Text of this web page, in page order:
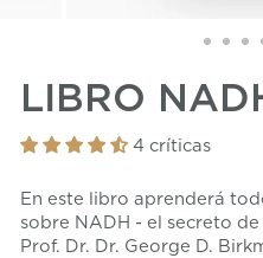
LIBRO
4 críticas
En este libro aprenderá
sobre NADH - el secreto
Prof. Dr. Dr. George D.